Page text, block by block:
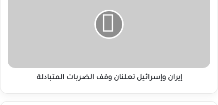
إيران وإسرائيل تعلنان وقف الضربات المتبادلة